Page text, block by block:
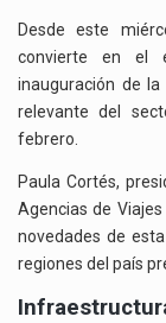
Desde este
convierte en el
inauguración de
relevante del
febrero.
Paula Cortés,
Agencias de
novedades de
regiones del país